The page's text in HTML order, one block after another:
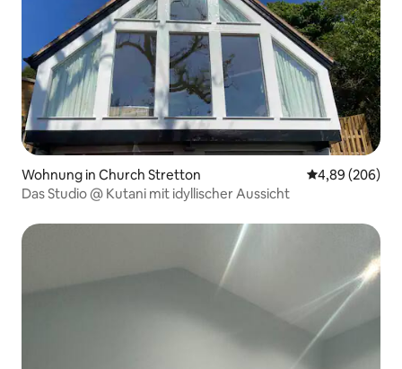
Wohnung in Church Stretton
4,89 (206)
Das Studio @ Kutani mit idyllischer Aussicht